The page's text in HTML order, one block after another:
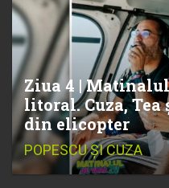
Ziua 4 |
litoral. Cuza, Tea
din elicopter
POPESCU ȘI CUZA